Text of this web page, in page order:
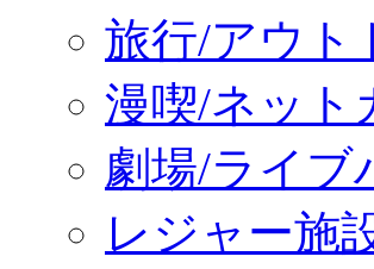
旅行/アウト
漫喫/ネット
劇場/ライブ
レジャー施